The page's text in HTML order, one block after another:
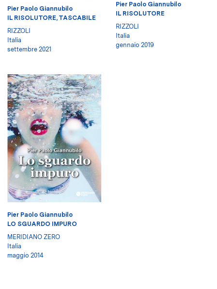
Pier Paolo Giannubilo
IL RISOLUTORE, TASCABILE
RIZZOLI
Italia
settembre 2021
Pier Paolo Giannubilo
IL RISOLUTORE
RIZZOLI
Italia
gennaio 2019
Pier Paolo Giannubilo
LO SGUARDO IMPURO
MERIDIANO ZERO
Italia
maggio 2014